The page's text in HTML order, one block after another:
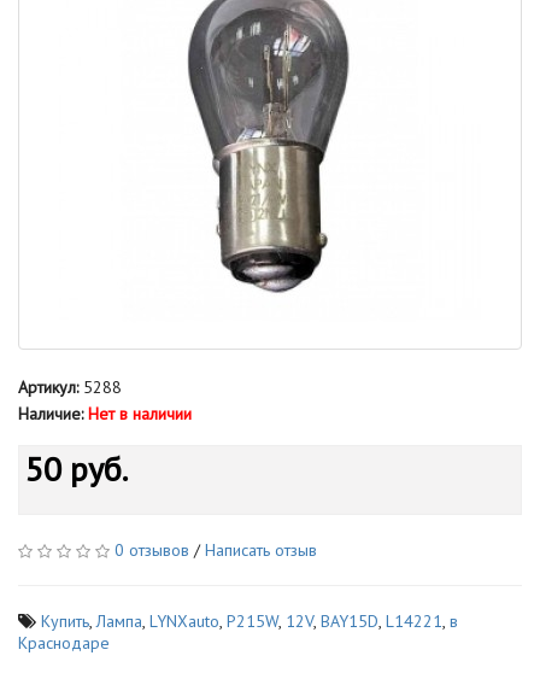
Артикул:5288
Наличие: Нет в наличии
50 руб.
0 отзывов /Написать отзыв
Купить,Лампа, LYNXauto, P215W, 12V, BAY15D, L14221, в
Краснодаре